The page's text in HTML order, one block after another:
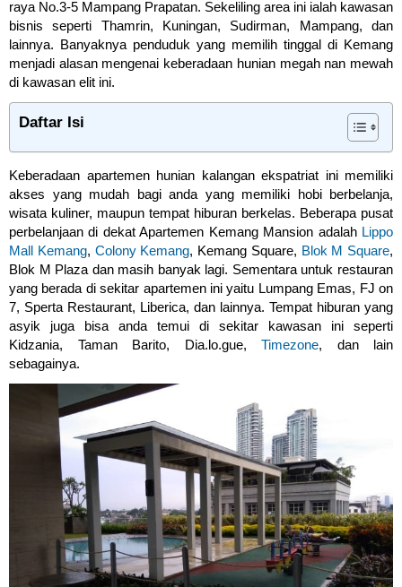
raya No.3-5 Mampang Prapatan. Sekeliling area ini ialah kawasan
bisnis seperti Thamrin, Kuningan, Sudirman, Mampang, dan
lainnya. Banyaknya penduduk yang memilih tinggal di Kemang
menjadi alasan mengenai keberadaan hunian megah nan mewah
di kawasan elit ini.
Daftar Isi
Keberadaan apartemen hunian kalangan ekspatriat ini memiliki
akses yang mudah bagi anda yang memiliki hobi berbelanja,
wisata kuliner, maupun tempat hiburan berkelas. Beberapa pusat
perbelanjaan di dekat Apartemen Kemang Mansion adalah Lippo
Mall Kemang, Colony Kemang, Kemang Square, Blok M Square,
Blok M Plaza dan masih banyak lagi. Sementara untuk restauran
yang berada di sekitar apartemen ini yaitu Lumpang Emas, FJ on
7, Sperta Restaurant, Liberica, dan lainnya. Tempat hiburan yang
asyik juga bisa anda temui di sekitar kawasan ini seperti
Kidzania, Taman Barito, Dia.lo.gue, Timezone, dan lain
sebagainya.